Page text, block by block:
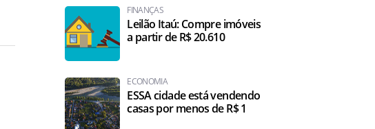
FINANÇAS
Leilão Itaú: Compre imóveis
a partir de R$ 20.610
ECONOMIA
ESSA cidade está vendendo
casas por menos de R$ 1